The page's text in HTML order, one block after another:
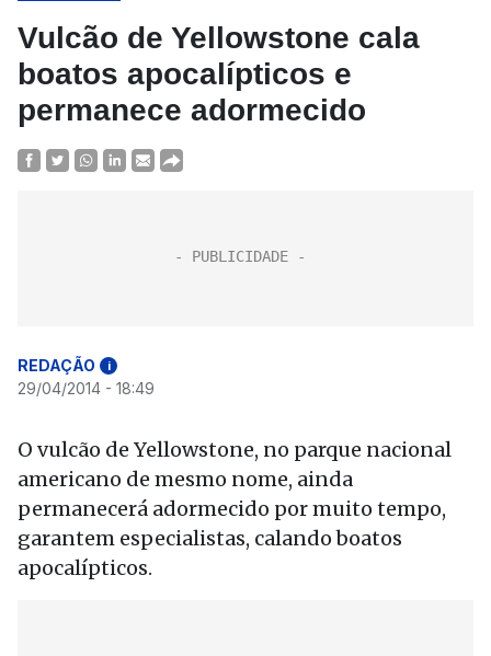
Vulcão de Yellowstone cala
boatos apocalípticos e
permanece adormecido
REDAÇÃO i
29/04/2014 - 18:49
O vulcão de Yellowstone, no parque nacional
americano de mesmo nome, ainda
permanecerá adormecido por muito tempo,
garantem especialistas, calando boatos
apocalípticos.